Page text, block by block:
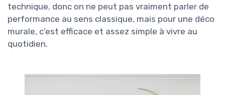
technique, donc on ne peut pas vraiment parler de
performance au sens classique, mais pour une déco
murale, c’est efficace et assez simple à vivre au
quotidien.